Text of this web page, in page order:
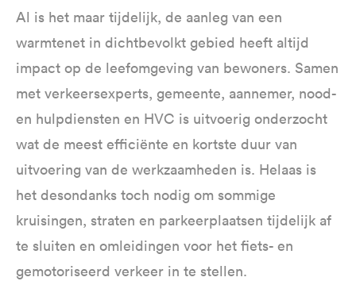
Al is het maar tijdelijk, de aanleg van een
warmtenet in dichtbevolkt gebied heeft altijd
impact op de leefomgeving van bewoners. Samen
met verkeersexperts, gemeente, aannemer, nood-
en hulpdiensten en HVC is uitvoerig onderzocht
wat de meest efficiënte en kortste duur van
uitvoering van de werkzaamheden is. Helaas is
het desondanks toch nodig om sommige
kruisingen, straten en parkeerplaatsen tijdelijk af
te sluiten en omleidingen voor het fiets- en
gemotoriseerd verkeer in te stellen.